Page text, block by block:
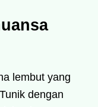
lembut yang
dengan